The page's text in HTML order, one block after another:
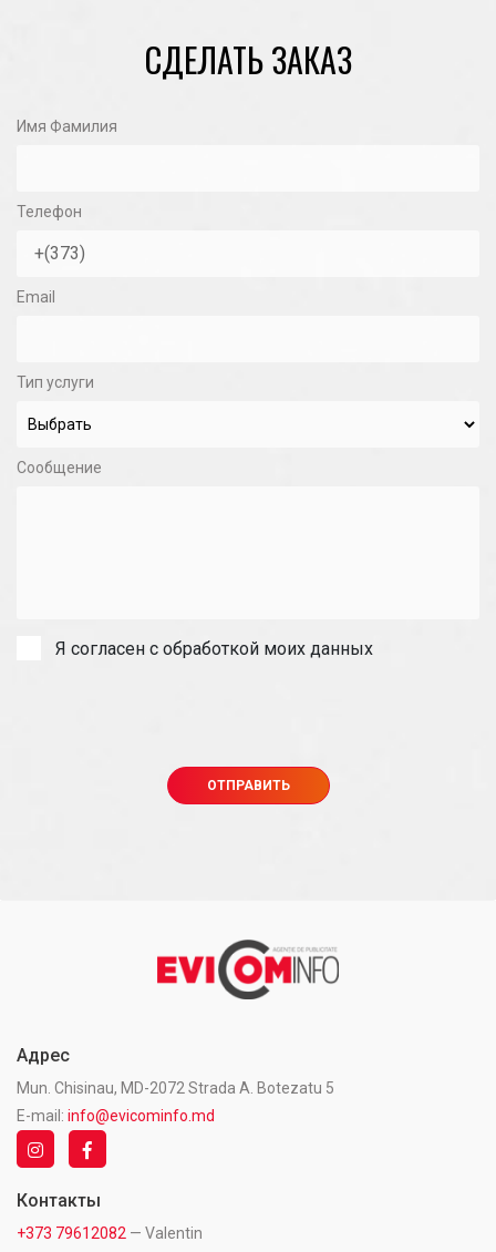
СДЕЛАТЬ ЗАКАЗ
Имя Фамилия
Телефон
Email
Тип услуги
Сообщение
Я согласен с обработкой моих данных
Адрес
Mun. Chisinau, MD-2072 Strada A. Botezatu 5
E-mail: info@evicominfo.md
Контакты
+373 79612082 — Valentin